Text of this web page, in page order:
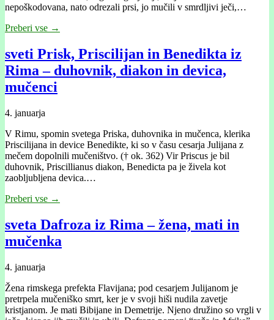
nepoškodovana, nato odrezali prsi, jo mučili v smrdljivi ječi,…
Preberi vse →
sveti Prisk, Priscilijan in Benedikta iz
Rima – duhovnik, diakon in devica,
mučenci
4. januarja
V Rimu, spomin svetega Priska, duhovnika in mučenca, klerika
Priscilijana in device Benedikte, ki so v času cesarja Julijana z
mečem dopolnili mučeništvo. († ok. 362) Vir Priscus je bil
duhovnik, Priscillianus diakon, Benedicta pa je živela kot
zaobljubljena devica.…
Preberi vse →
sveta Dafroza iz Rima – žena, mati in
mučenka
4. januarja
Žena rimskega prefekta Flavijana; pod cesarjem Julijanom je
pretrpela mučeniško smrt, ker je v svoji hiši nudila zavetje
kristjanom. Je mati Bibijane in Demetrije. Njeno družino so vrgli v